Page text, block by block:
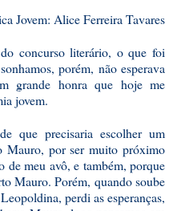
Jovem: Alice Ferreira Tavares
concurso literário, o que foi
porém, não esperava
grande honra que hoje me
jovem.
que precisaria escolher um
Mauro, por ser muito próximo
meu avô, e também, porque
Mauro. Porém, quando soube
perdi as esperanças,